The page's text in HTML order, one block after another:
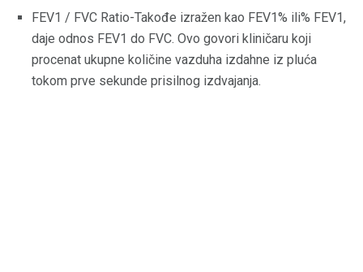
FEV1 / FVC Ratio-Takođe izražen kao FEV1% ili% FEV1,
daje odnos FEV1 do FVC. Ovo govori kliničaru koji
procenat ukupne količine vazduha izdahne iz pluća
tokom prve sekunde prisilnog izdvajanja.